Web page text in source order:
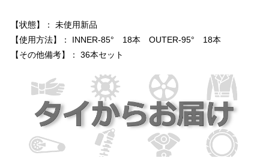
【状態】： 未使用新品
【使用方法】： INNER-85° 18本 OUTER-95° 18本
【その他備考】： 36本セット